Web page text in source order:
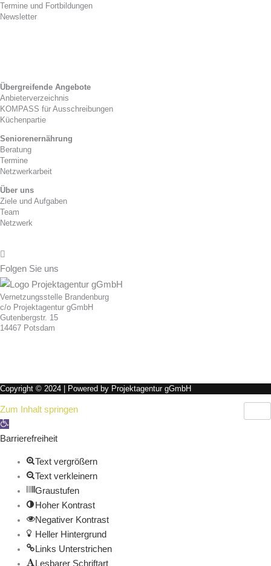
Termine und Fortbildungen
Newsletter
Übergreifende Angebote
Anbieterverzeichnis
KOMPASS für Ausschreibungen
Küchenpartie
Seniorenernährung
Beratung
Termine
Netzwerkarbeit
Über uns
Ziele und Aufgaben
Team
Netzwerk
Folgen Sie uns
Vernetzungsstelle Brandenburg
c/o Projektagentur gGmbH
Gutenbergstr. 15
14467 Potsdam
Copyright © 2024 | Powered by Projektagentur gGmbH
Zum Inhalt springen
Werkzeugleiste öffnen
Barrierefreiheit
Text vergrößern
Text verkleinern
Graustufen
Hoher Kontrast
Negativer Kontrast
Heller Hintergrund
Links Unterstrichen
Lesbarer Schriftart